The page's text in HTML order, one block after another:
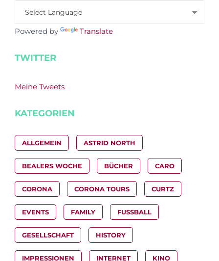
Powered by Translate
TWITTER
Meine Tweets
KATEGORIEN
ALLGEMEIN ASTRID NORTH
BEALERS WOCHE BÜCHER CARO
CORONA CORONA TOURS CURTZ
EVENTS FAMILY FUSSBALL
GESELLSCHAFT HISTORY
IMPRESSIONEN INTERNET KINO